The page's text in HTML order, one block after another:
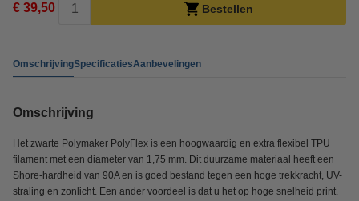
€ 39,50 Bestellen
OmschrijvingSpecificatiesAanbevelingen
Omschrijving
Het zwarte Polymaker PolyFlex is een hoogwaardig en extra flexibel TPU
filament met een diameter van 1,75 mm. Dit duurzame materiaal heeft een
Shore-hardheid van 90A en is goed bestand tegen een hoge trekkracht, UV-
straling en zonlicht. Een ander voordeel is dat u het op hoge snelheid print.